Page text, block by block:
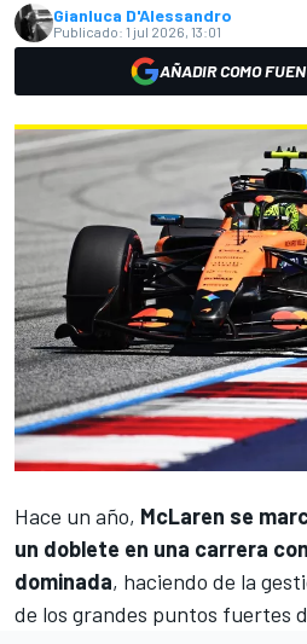
Gianluca D'Alessandro
Publicado: 1 jul 2026, 13:01
AÑADIR COMO
Hace un año, McLaren se
un doblete en una carrera
dominada, haciendo de la
de los grandes puntos fuertes